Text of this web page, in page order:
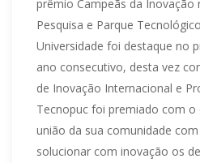
prêmio Campeãs da Inovação
Pesquisa e Parque
Universidade foi destaque no
ano consecutivo, desta vez
de Inovação Internacional e
Tecnopuc foi premiado com o
união da sua comunidade
solucionar com inovação os